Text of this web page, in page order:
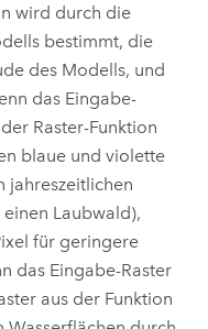
wird durch die
bestimmt, die
des Modells, und
das Eingabe-
Raster-Funktion
blaue und violette
jahreszeitlichen
einen Laubwald),
für geringere
das Eingabe-Raster
aus der Funktion